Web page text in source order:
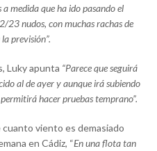
medida que ha ido pasando el
23 nudos, con muchas rachas de
previsión”.
Luky apunta “Parece que seguirá
al de ayer y aunque irá subiendo
hacer pruebas temprano”.
viento es demasiado
en Cádiz, “En una flota tan